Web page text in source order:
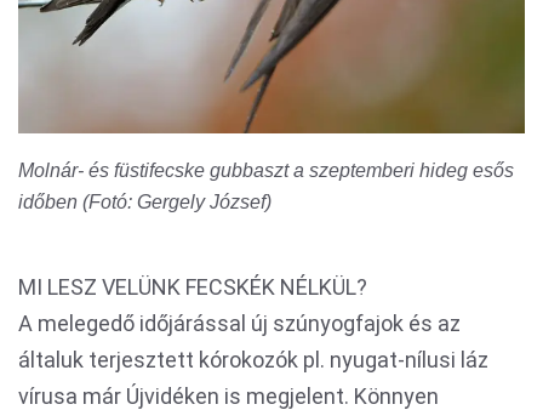
Molnár- és füstifecske gubbaszt a szeptemberi hideg esős
időben (Fotó: Gergely József)
MI LESZ VELÜNK FECSKÉK NÉLKÜL?
A melegedő időjárással új szúnyogfajok és az
általuk terjesztett kórokozók pl. nyugat-nílusi láz
vírusa már Újvidéken is megjelent. Könnyen